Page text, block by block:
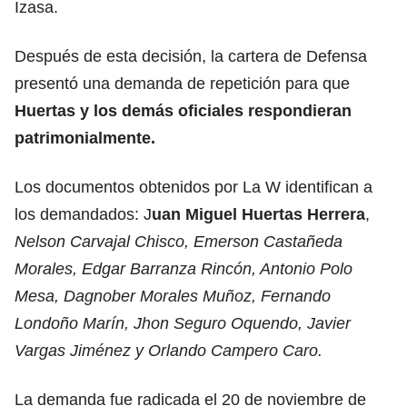
Izasa.
Después de esta decisión, la cartera de Defensa
presentó una demanda de repetición para que
Huertas y los demás oficiales respondieran
patrimonialmente.
Los documentos obtenidos por La W identifican a
los demandados: Juan Miguel Huertas Herrera,
Nelson Carvajal Chisco, Emerson Castañeda
Morales, Edgar Barranza Rincón, Antonio Polo
Mesa, Dagnober Morales Muñoz, Fernando
Londoño Marín, Jhon Seguro Oquendo, Javier
Vargas Jiménez y Orlando Campero Caro.
La demanda fue radicada el 20 de noviembre de